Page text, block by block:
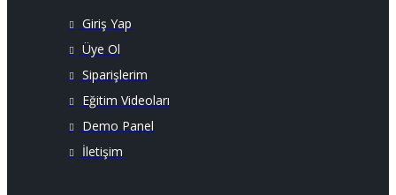
Giriş Yap
Üye Ol
Siparişlerim
Eğitim Videoları
Demo Panel
İletişim